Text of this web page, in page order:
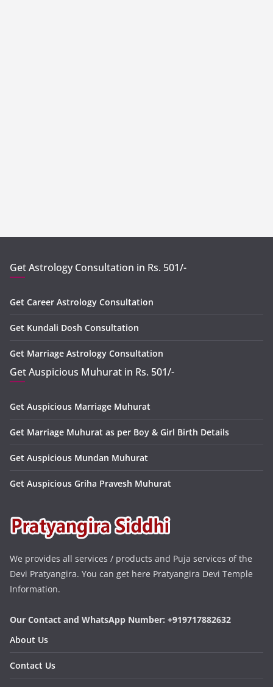
Get Astrology Consultation in Rs. 501/-
Get Career Astrology Consultation
Get Kundali Dosh Consultation
Get Marriage Astrology Consultation
Get Auspicious Muhurat in Rs. 501/-
Get Auspicious Marriage Muhurat
Get Marriage Muhurat as per Boy & Girl Birth Details
Get Auspicious Mundan Muhurat
Get Auspicious Griha Pravesh Muhurat
We provides all services / products and Puja services of the
Devi Pratyangira. You can get here Pratyangira Devi Temple
Information.
Our Contact and WhatsApp Number: +919717882632
About Us
Contact Us